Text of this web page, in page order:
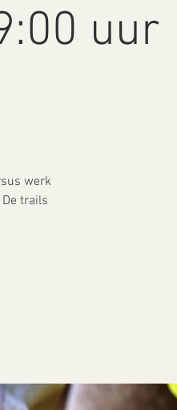
uur
werk
trails